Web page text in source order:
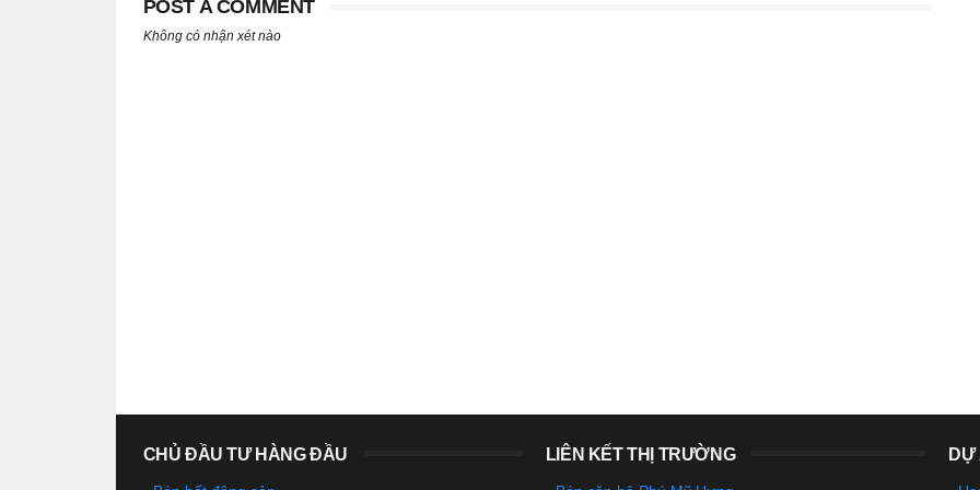
POST A COMMENT
Không có nhận xét nào
CHỦ ĐẦU TƯ HÀNG ĐẦU LIÊN KẾT THỊ TRƯỜNG DỰ